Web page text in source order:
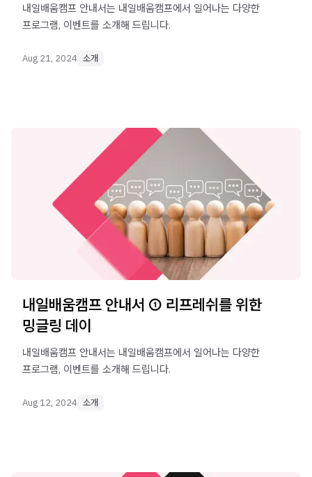
내일배움캠프 안내서는 내일배움캠프에서 일어나는 다양한
프로그램, 이벤트를 소개해 드립니다.
Aug 21, 2024 소개
내일배움캠프 안내서 ① 리프레쉬를 위한
밍글링 데이
내일배움캠프 안내서는 내일배움캠프에서 일어나는 다양한
프로그램, 이벤트를 소개해 드립니다.
Aug 12, 2024 소개